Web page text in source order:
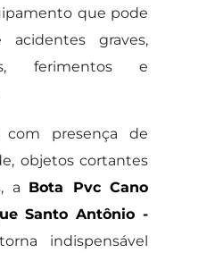
que pode
graves,
ferimentos e
com presença de
objetos cortantes
a Bota Pvc Cano
Santo Antônio -
indispensável